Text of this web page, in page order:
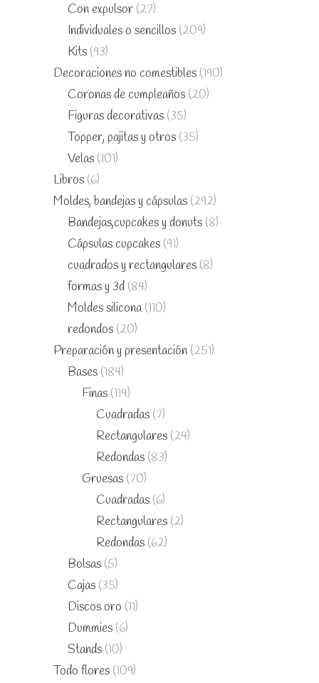
Con expulsor (27)
Individuales o sencillos (209)
Kits (93)
Decoraciones no comestibles (190)
Coronas de cumpleaños (20)
Figuras decorativas (35)
Topper, pajitas y otros (35)
Velas (101)
Libros (6)
Moldes, bandejas y cápsulas (292)
Bandejas,cupcakes y donuts (8)
Cápsulas cupcakes (91)
cuadrados y rectangulares (8)
formas y 3d (84)
Moldes silicona (110)
redondos (20)
Preparación y presentación (251)
Bases (184)
Finas (114)
Cuadradas (7)
Rectangulares (24)
Redondas (83)
Gruesas (70)
Cuadradas (6)
Rectangulares (2)
Redondas (62)
Bolsas (5)
Cajas (35)
Discos oro (11)
Dummies (6)
Stands (10)
Todo flores (109)